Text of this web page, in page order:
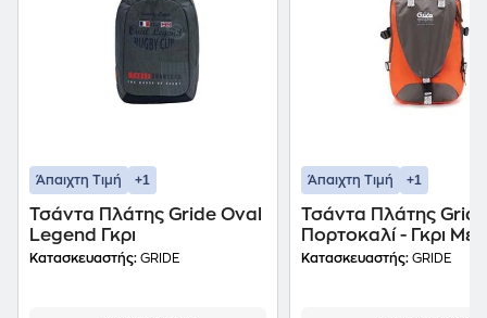
Άπαιχτη Τιμή +1
Τσάντα Πλάτης Gride Oval
Legend Γκρι
Κατασκευαστής: GRIDE
Άπαιχτη Τιμή +1
Τσάντα Πλάτης Gride
Πορτοκαλί - Γκρι Με
Κατασκευαστής: GRIDE